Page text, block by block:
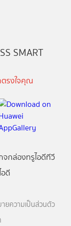
SMART
ตรงใจคุณ
จกล่องทรูไอดีทีวี
ดี
ายความเป็นส่วนตัว